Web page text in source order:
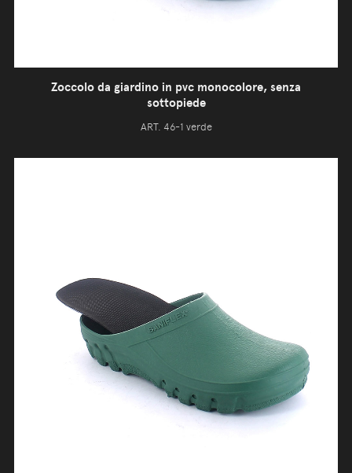
Zoccolo da giardino in pvc monocolore, senza
sottopiede
ART. 46-1 verde